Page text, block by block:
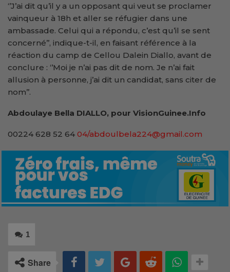
‘’J’ai dit qu’il y a un opposant qui veut se proclamer
vainqueur à 18h et aller se réfugier dans une
ambassade. Celui qui a répondu, c’est qu’il se sent
concerné’’, indique-t-il, en faisant référence à la
réaction du camp de Cellou Dalein Diallo, avant de
conclure : ‘’Moi je n’ai pas dit de nom. Je n’ai fait
allusion à personne, j’ai dit un candidat, sans citer de
nom’’.
Abdoulaye Bella DIALLO, pour VisionGuinee.Info
00224 628 52 64 04/abdoulbela224@gmail.com
1
Share